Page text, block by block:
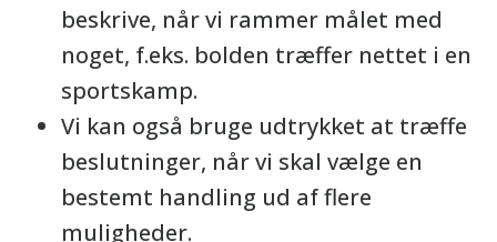
beskrive, når vi rammer målet med
noget, f.eks. bolden træffer nettet i en
sportskamp.
Vi kan også bruge udtrykket at træffe
beslutninger, når vi skal vælge en
bestemt handling ud af flere
muligheder.